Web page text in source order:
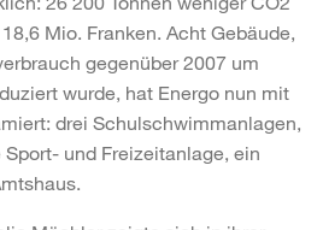
Mio. Franken. Acht Gebäude,
gegenüber 2007 um
wurde, hat Energo nun mit
drei Schulschwimmanlagen,
und Freizeitanlage, ein